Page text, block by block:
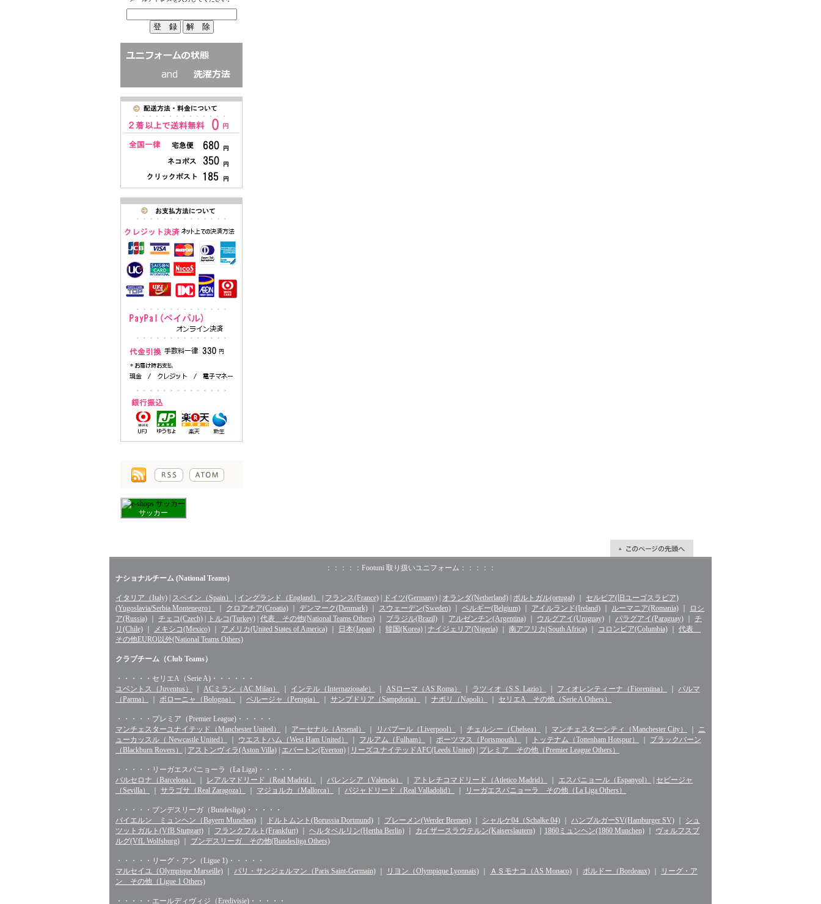
サッカー
：：：：：Footuni 取り扱いユニフォーム：：：：：
ナショナルチーム (National Teams)
イタリア（Italy) スペイン（Spain） イングランド（England） フランス(France) ドイツ(Germany) オランダ(Netherland) ポルトガル(ortugal)
セルビア(旧ユーゴスラビア)
(Yugoslavia/Serbia Montenegro）
クロアチア(Croatia) デンマーク(Denmark) スウェーデン(Sweden) ベルギー(Belgium) アイルランド(Ireland) ルーマニア(Romania)
ロシ
ア(Russia)
チェコ(Czech) トルコ(Turkey) 代表 その他(National Teams Others) ブラジル(Brazil) アルゼンチン(Argentina) ウルグアイ(Uruguay) パラグアイ(Paraguay)
チ
リ(Chile)
メキシコ(Mexico) アメリカ(United States of America) 日本(Japan) 韓国(Korea) ナイジェリア(Nigeria) 南アフリカ(South Africa) コロンビア(Columbia)
代表
その他EURO以外(National Teams Others)
クラブチーム（Club Teams）
・・・・・セリエA（Serie A)・・・・・・
ユベントス（Juventus）
ACミラン（AC Milan） インテル（Internazionale） ASローマ（AS Roma） ラツィオ（S.S. Lazio） フィオレンティーナ（Fiorentina）
パルマ
（Parma）
ボローニャ（Bologna） ペルージャ（Perugia） サンプドリア（Sampdoria） ナポリ（Napoli） セリエA その他（Serie A Others）
・・・・・プレミア（Premier League)・・・・・
マンチェスターユナイテッド（Manchester United）
アーセナル（Arsenal） リバプール（Liverpool） チェルシー（Chelsea） マンチェスターシティ（Manchester City）
ニ
ューカッスル（ Newcastle United）
ウエストハム（West Ham United） フルアム（Fulham） ポーツマス（Portsmouth） トッテナム（Tottenham Hotspur）
ブラックバーン
（Blackburn Rovers）
アストンヴィラ(Aston Villa) エバートン(Everton) リーズユナイテッドAFC(Leeds United) プレミア その他（Premier League Others）
・・・・・リーガエスパニョーラ（La Liga)・・・・・
バルセロナ（Barcelona）
レアルマドリード（Real Madrid） バレンシア（Valencia） アトレチコマドリード（Atletico Madrid） エスパニョール（Espanyol）
セビージャ
（Sevilla）
サラゴサ（Real Zaragoza） マジョルカ（Mallorca） バジャドリード（Real Valladolid） リーガエスパニョーラ その他（La Liga Others）
・・・・・ブンデスリーガ（Bundesliga)・・・・・
バイエルン ミュンヘン（Bayern Munchen)
ドルトムント(Borussia Dortmund) ブレーメン(Werder Bremen) シャルケ04（Schalke 04) ハンブルガーSV(Hamburger SV)
シュ
ツットガルト(VfB Stuttgart)
フランクフルト(Frankfurt) ヘルタベルリン(Hertha Berlin) カイザースラウテルン(Kaiserslautern) 1860ミュンヘン(1860 Munchen)
ヴォルフスブ
ルグ(VfL Wolfsburg)
ブンデスリーガ その他(Bundesliga Others)
・・・・・リーグ・アン（Ligue 1)・・・・・
マルセイユ（Olympique Marseille)
パリ・サンジェルマン（Paris Saint-Germain) リヨン（Olympique Lyonnais) ＡＳモナコ（AS Monaco) ボルドー（Bordeaux)
リーグ・ア
ン その他（Ligue 1 Others)
・・・・・エールディヴィジ（Eredivisie)・・・・・